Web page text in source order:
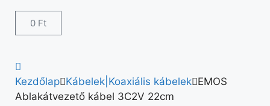
0 Ft
Kezdőlap Kábelek|Koaxiális kábelek EMOS
Ablakátvezető kábel 3C2V 22cm